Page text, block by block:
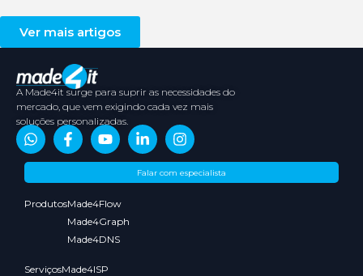
Ver mais artigos
A Made4it surge para suprir as necessidades do
mercado, que vem exigindo cada vez mais
soluções personalizadas.
Sobre
Conteúdos
Parceiros
Media
Falar com especialista
ProdutosMade4Flow
Made4Graph
Made4DNS
ServiçosMade4ISP